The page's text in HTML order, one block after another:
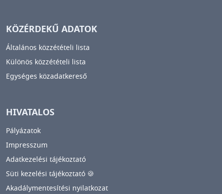
KÖZÉRDEKŰ ADATOK
Általános közzétételi lista
Különös közzétételi lista
Egységes közadatkereső
HIVATALOS
Pályázatok
Impresszum
Adatkezelési tájékoztató
Süti kezelési tájékoztató 🍪
Akadálymentesítési nyilatkozat